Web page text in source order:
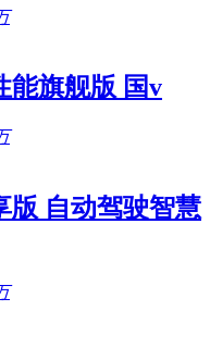
能旗舰版 国v
版 自动驾驶智慧